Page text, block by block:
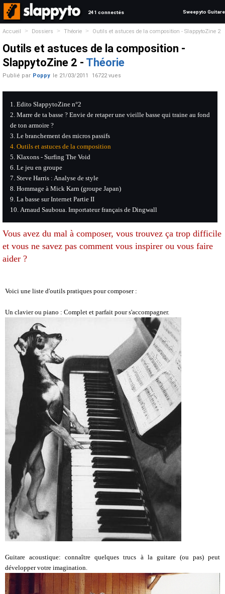
241 connectés Sweepyto Guitare
Accueil > Dossiers > Théorie > Outils et astuces de la composition - SlappytoZine 2
Outils et astuces de la composition -
SlappytoZine 2 - Théorie
Publié par Poppy le 21/03/2011 16722 vues
Edito SlappytoZine n°2
Marre de ta basse ? Envie de retaper une vieille basse qui traine au fond
de ton armoire ?
Le branchement des micros passifs
Outils et astuces de la composition
Klaxons - Surfing The Void
Le jeu en groupe
Steve Harris : Analyse de style
Hommage à Mick Karn (groupe Japan)
La basse sur Internet Partie II
Arnaud Sauboua. Importateur français de Dingwall
Vous avez du mal à composer, vous trouvez ça trop difficile
et vous ne savez pas comment vous inspirer ou vous faire
aider ?
Voici une liste d'outils pratiques pour composer :
Un clavier ou piano : Complet et parfait pour s'accompagner.
Guitare acoustique: connaître quelques trucs à la guitare (ou pas) peut
développer votre imagination.